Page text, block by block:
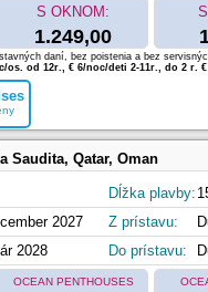
S OKNOM:
1.249,00
daní, bez poistenia a bez
os. od 12r., € 6/noc/deti 2-11r., do 2 r. €
Saudita, Qatar, Oman
2027
2028
Dĺžka plavby:
Z prístavu:
Do prístavu:
OCEAN PENTHOUSES